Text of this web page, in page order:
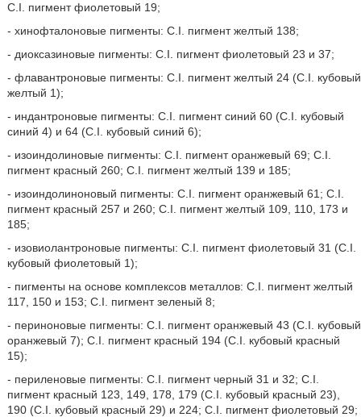
C.I. пигмент фиолетовый 19;
- хинофталоновые пигменты: C.I. пигмент желтый 138;
- диоксазиновые пигменты: C.I. пигмент фиолетовый 23 и 37;
- флавантроновые пигменты: C.I. пигмент желтый 24 (C.I. кубовый
желтый 1);
- индантроновые пигменты: C.I. пигмент синий 60 (C.I. кубовый
синий 4) и 64 (C.I. кубовый синий 6);
- изоиндолиновые пигменты: C.I. пигмент оранжевый 69; C.I.
пигмент красный 260; C.I. пигмент желтый 139 и 185;
- изоиндолиноновый пигменты: C.I. пигмент оранжевый 61; C.I.
пигмент красный 257 и 260; C.I. пигмент желтый 109, 110, 173 и
185;
- изовиолантроновые пигменты: C.I. пигмент фиолетовый 31 (C.I.
кубовый фиолетовый 1);
- пигменты на основе комплексов металлов: C.I. пигмент желтый
117, 150 и 153; C.I. пигмент зеленый 8;
- периноновые пигменты: C.I. пигмент оранжевый 43 (C.I. кубовый
оранжевый 7); C.I. пигмент красный 194 (C.I. кубовый красный
15);
- периленовые пигменты: C.I. пигмент черный 31 и 32; C.I.
пигмент красный 123, 149, 178, 179 (C.I. кубовый красный 23),
190 (C.I. кубовый красный 29) и 224; C.I. пигмент фиолетовый 29;